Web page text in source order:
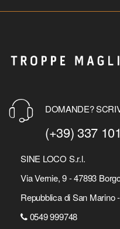
DOMANDE?
(+39) 337
SINE LOCO S.r.l.
Via Vernie, 9 - 47893
Repubblica di San Marino
0549 999748